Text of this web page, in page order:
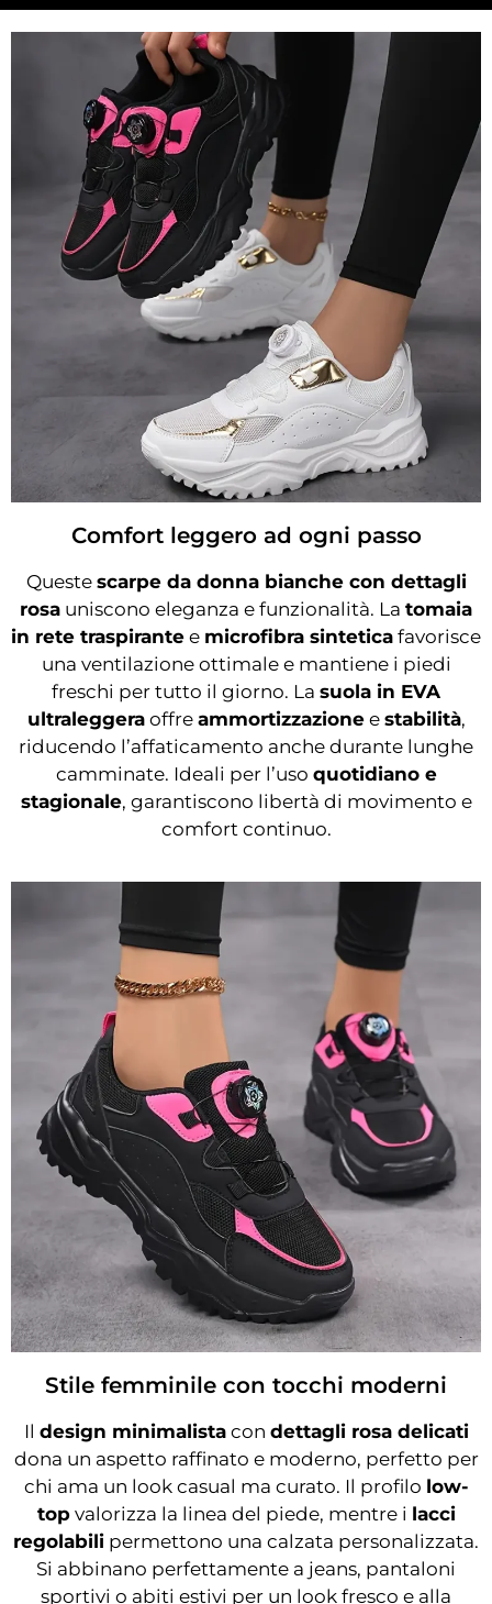
Comfort leggero ad ogni passo
Queste scarpe da donna bianche con dettagli
rosa uniscono eleganza e funzionalità. La tomaia
in rete traspirante e microfibra sintetica favorisce
una ventilazione ottimale e mantiene i piedi
freschi per tutto il giorno. La suola in EVA
ultraleggeraoffre ammortizzazionee stabilità,
riducendo l’affaticamento anche durante lunghe
camminate. Ideali per l’uso quotidiano e
stagionale, garantiscono libertà di movimento e
comfort continuo.
Stile femminile con tocchi moderni
Il design minimalistacon dettagli rosa delicati
dona un aspetto raffinato e moderno, perfetto per
chi ama un look casual ma curato. Il profilo low-
topvalorizza la linea del piede, mentre i lacci
regolabili permettono una calzata personalizzata.
Si abbinano perfettamente a jeans, pantaloni
sportivi o abiti estivi per un look fresco e alla